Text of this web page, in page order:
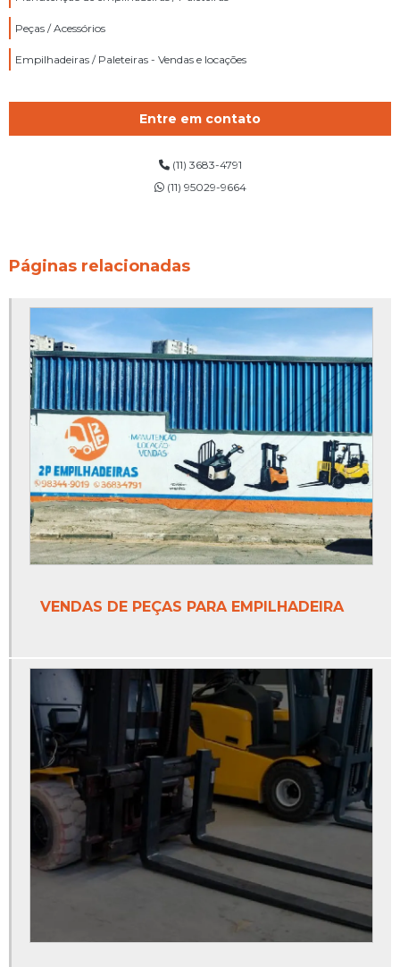
Peças / Acessórios
Empilhadeiras / Paleteiras - Vendas e locações
Entre em contato
(11) 3683-4791
(11) 95029-9664
Páginas relacionadas
VENDAS DE PEÇAS PARA EMPILHADEIRA